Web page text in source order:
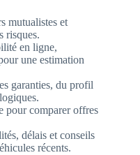
mutualistes et
risques.
en ligne,
une estimation
garanties, du profil
pour comparer offres
délais et conseils
récents.